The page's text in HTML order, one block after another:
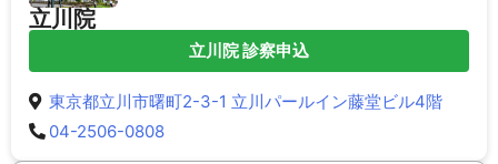
立川院
立川院 診察申込
東京都立川市曙町2-3-1 立川パールイン藤堂ビル4階
04-2506-0808